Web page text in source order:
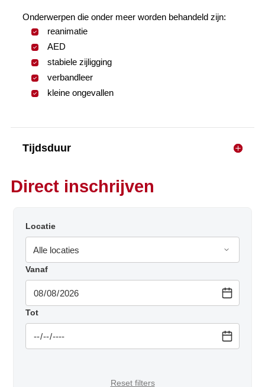
Onderwerpen die onder meer worden behandeld zijn:
reanimatie
AED
stabiele zijligging
verbandleer
kleine ongevallen
Tijdsduur
Direct inschrijven
Locatie
Vanaf
Tot
Reset filters